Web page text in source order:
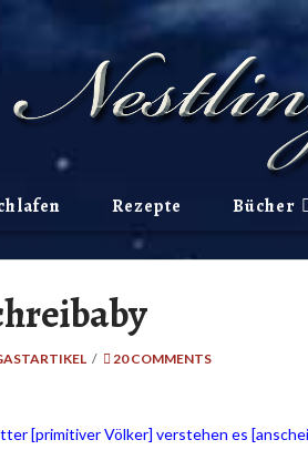
Rezepte Bücher
20 COMMENTS
[primitiver Völker] verstehen es